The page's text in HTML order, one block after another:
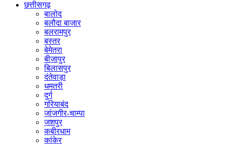
छत्तीसगढ़
बालोद
बलौदा बाजार
बलरामपुर
बस्तर
बेमेतरा
बीजापुर
बिलासपुर
दंतेवाड़ा
धमतरी
दुर्ग
गरियाबंद
जांजगीर-चाम्पा
जशपुर
कबीरधाम
कांकेर